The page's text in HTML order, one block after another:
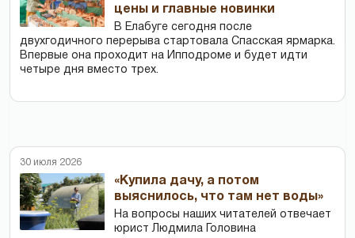
цены и главные новинки
В Елабуге сегодня после
двухгодичного перерыва стартовала Спасская ярмарка.
Впервые она проходит на Ипподроме и будет идти
четыре дня вместо трех.
30 июля 2026
«Купила дачу, а потом
выяснилось, что там нет воды»
На вопросы наших читателей отвечает
юрист Людмила Головина